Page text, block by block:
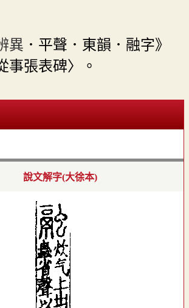
異 ．平聲．東韻．融字》
事張表碑〉。
說文解字(大徐本)